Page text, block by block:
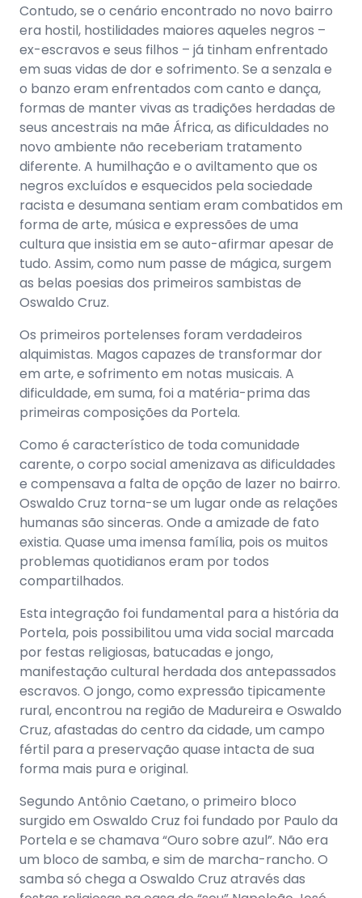
Contudo, se o cenário encontrado no novo bairro
era hostil, hostilidades maiores aqueles negros –
ex-escravos e seus filhos – já tinham enfrentado
em suas vidas de dor e sofrimento. Se a senzala e
o banzo eram enfrentados com canto e dança,
formas de manter vivas as tradições herdadas de
seus ancestrais na mãe África, as dificuldades no
novo ambiente não receberiam tratamento
diferente. A humilhação e o aviltamento que os
negros excluídos e esquecidos pela sociedade
racista e desumana sentiam eram combatidos em
forma de arte, música e expressões de uma
cultura que insistia em se auto-afirmar apesar de
tudo. Assim, como num passe de mágica, surgem
as belas poesias dos primeiros sambistas de
Oswaldo Cruz.
Os primeiros portelenses foram verdadeiros
alquimistas. Magos capazes de transformar dor
em arte, e sofrimento em notas musicais. A
dificuldade, em suma, foi a matéria-prima das
primeiras composições da Portela.
Como é característico de toda comunidade
carente, o corpo social amenizava as dificuldades
e compensava a falta de opção de lazer no bairro.
Oswaldo Cruz torna-se um lugar onde as relações
humanas são sinceras. Onde a amizade de fato
existia. Quase uma imensa família, pois os muitos
problemas quotidianos eram por todos
compartilhados.
Esta integração foi fundamental para a história da
Portela, pois possibilitou uma vida social marcada
por festas religiosas, batucadas e jongo,
manifestação cultural herdada dos antepassados
escravos. O jongo, como expressão tipicamente
rural, encontrou na região de Madureira e Oswaldo
Cruz, afastadas do centro da cidade, um campo
fértil para a preservação quase intacta de sua
forma mais pura e original.
Segundo Antônio Caetano, o primeiro bloco
surgido em Oswaldo Cruz foi fundado por Paulo da
Portela e se chamava “Ouro sobre azul”. Não era
um bloco de samba, e sim de marcha-rancho. O
samba só chega a Oswaldo Cruz através das